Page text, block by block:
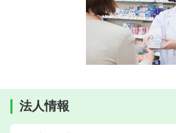
法人情報